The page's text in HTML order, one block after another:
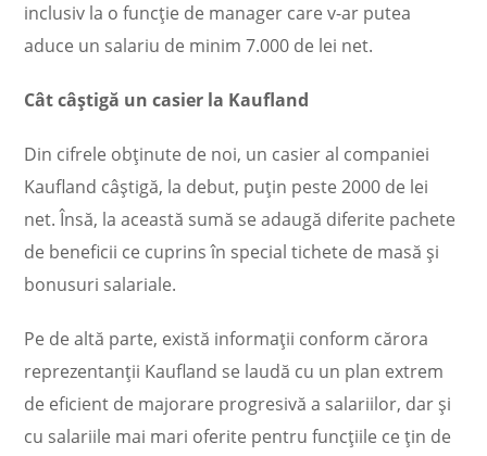
inclusiv la o funcţie de manager care v-ar putea
aduce un salariu de minim 7.000 de lei net.
Cât câştigă un casier la Kaufland
Din cifrele obţinute de noi, un casier al companiei
Kaufland câştigă, la debut, puţin peste 2000 de lei
net. Însă, la această sumă se adaugă diferite pachete
de beneficii ce cuprins în special tichete de masă şi
bonusuri salariale.
Pe de altă parte, există informaţii conform cărora
reprezentanţii Kaufland se laudă cu un plan extrem
de eficient de majorare progresivă a salariilor, dar şi
cu salariile mai mari oferite pentru funcţiile ce ţin de